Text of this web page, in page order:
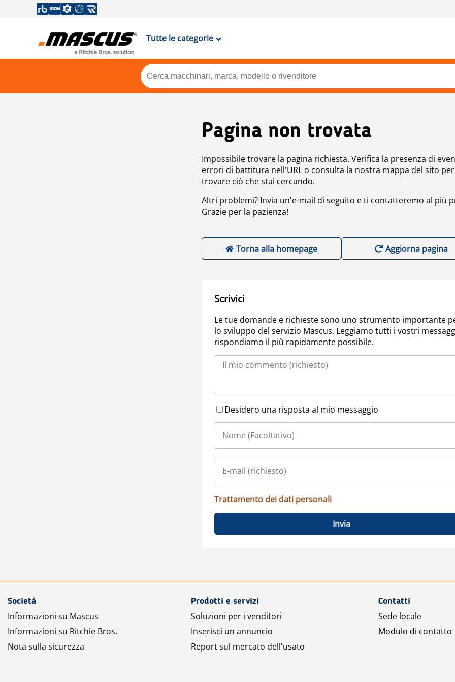
Tutte le categorie
Pagina non trovata
Impossibile trovare la pagina richiesta. Verifica la presenza di
errori di battitura nell'URL o consulta la nostra mappa del sito per
trovare ciò che stai cercando.
Altri problemi? Invia un'e-mail di seguito e ti contatteremo al più
Grazie per la pazienza!
Torna alla homepage Aggiorna pagina
Scrivici
Le tue domande e richieste sono uno strumento importante
lo sviluppo del servizio Mascus. Leggiamo tutti i vostri
rispondiamo il più rapidamente possibile.
Desidero una risposta al mio messaggio
Trattamento dei dati personali
Invia
Società
Informazioni su Mascus
Informazioni su Ritchie Bros.
Nota sulla sicurezza
Prodotti e servizi
Soluzioni per i venditori
Inserisci un annuncio
Report sul mercato dell'usato
Contatti
Sede locale
Modulo di contatto